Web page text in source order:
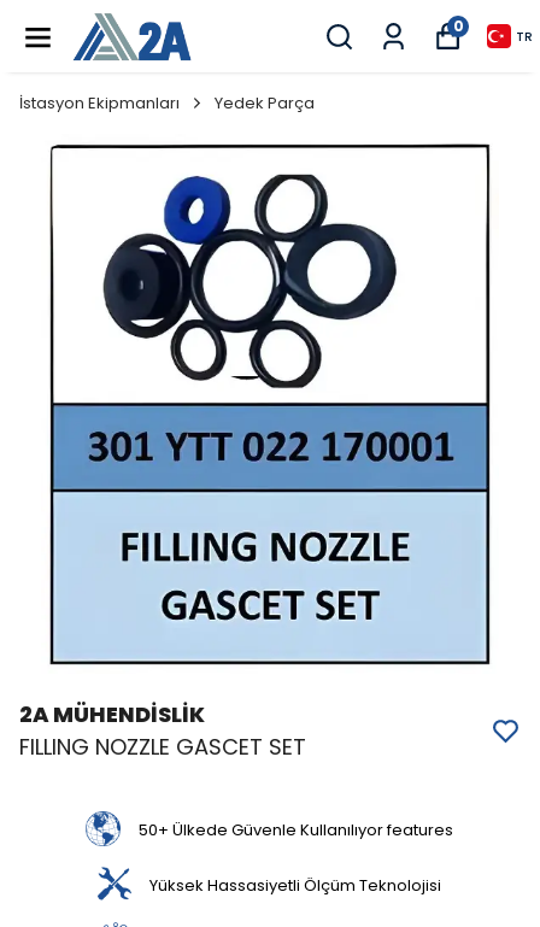
0
TR
İstasyon Ekipmanları Yedek Parça
2A MÜHENDİSLİK
FILLING NOZZLE GASCET SET
50+ Ülkede Güvenle Kullanılıyor features
Yüksek Hassasiyetli Ölçüm Teknolojisi